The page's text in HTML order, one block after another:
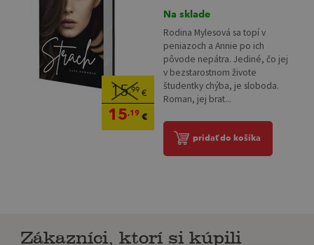
15,99 €
15,19€
Na sklade
Rodina Mylesová sa topí v
peniazoch a Annie po ich
pôvode nepátra. Jediné, čo jej
v bezstarostnom živote
študentky chýba, je sloboda.
Roman, jej brat...
pridať do košíka
Zákazníci, ktorí si kúpili